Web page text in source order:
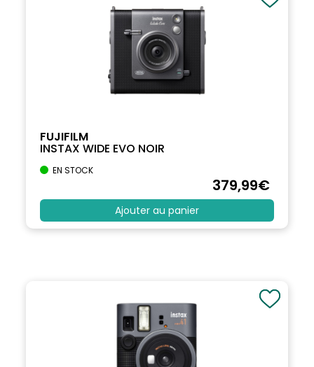
FUJIFILM
INSTAX WIDE EVO NOIR
EN STOCK
379,99€
Ajouter au panier